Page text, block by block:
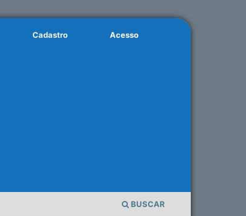
BUSCAR
Cadastro Acesso